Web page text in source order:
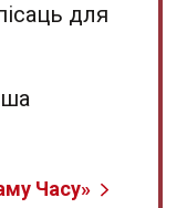
для
Часу»